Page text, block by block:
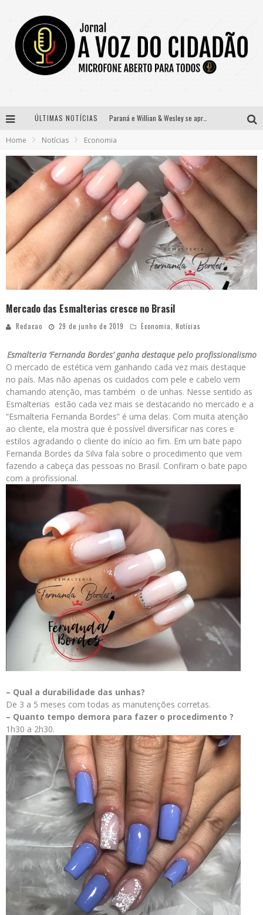
ÚLTIMAS NOTÍCIAS Paraná e Willian & Wesley se apresentam no Carretão Trevo Contagem nesta sexta-feira
Banda Mole de BH anuncia Kayete como madrinha do bloco
Definidas as 12 finalistas do concurso Rainha do Pedro Leopoldo Rodeio Show 2026
Home Notícias Economia
Mercado das Esmalterias cresce no Brasil
Redacao 29 de junho de 2019 Economia, Notícias
Esmalteria ‘Fernanda Bordes’ ganha destaque pelo profissionalismo
O mercado de estética vem ganhando cada vez mais destaque
no país. Mas não apenas os cuidados com pele e cabelo vem
chamando atenção, mas também o de unhas. Nesse sentido as
Esmalterias estão cada vez mais se destacando no mercado e a
“Esmalteria Fernanda Bordes” é uma delas. Com muita atenção
ao cliente, ela mostra que é possível diversificar nas cores e
estilos agradando o cliente do início ao fim. Em um bate papo
Fernanda Bordes da Silva fala sobre o procedimento que vem
fazendo a cabeça das pessoas no Brasil. Confiram o bate papo
com a profissional.
– Qual a durabilidade das unhas?
De 3 a 5 meses com todas as manutenções corretas.
– Quanto tempo demora para fazer o procedimento ?
1h30 a 2h30.